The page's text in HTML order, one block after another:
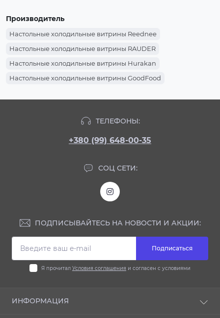
Производитель
Настольные холодильные витрины Reednee
Настольные холодильные витрины RAUDER
Настольные холодильные витрины Hurakan
Настольные холодильные витрины GoodFood
Настольные холодильные витрины Forcold
Настольные холодильные витрины Cooleq
Настольные холодильные витрины Apach
ТЕЛЕФОНЫ:
+380 (99) 648-00-35
СОЦ СЕТИ:
ПОДПИСЫВАЙТЕСЬ НА НОВОСТИ И АКЦИИ:
Подписаться
Я прочитал Условия соглашения и согласен с условиями
ИНФОРМАЦИЯ